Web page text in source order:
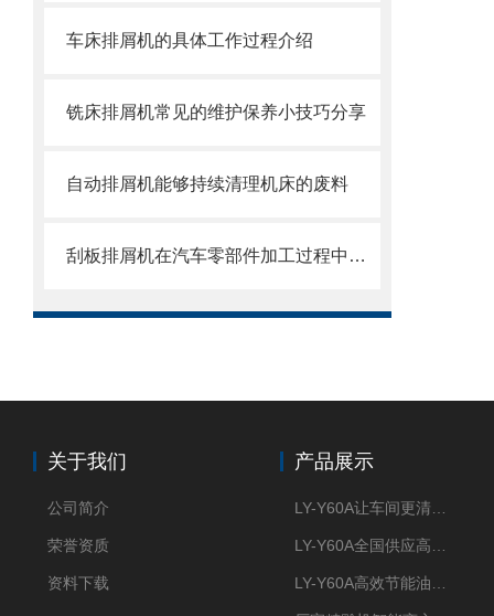
车床排屑机的具体工作过程介绍
铣床排屑机常见的维护保养小技巧分享
自动排屑机能够持续清理机床的废料
刮板排屑机在汽车零部件加工过程中的作用
关于我们
公司简介
荣誉资质
资料下载
产品展示